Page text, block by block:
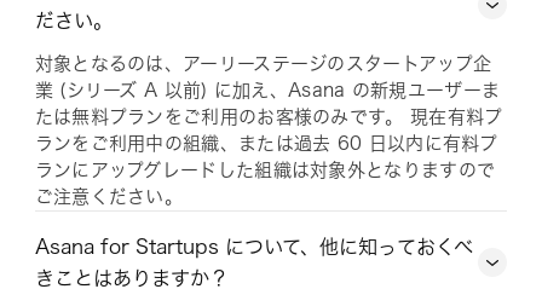
ださい。
対象となるのは、アーリーステージのスタートアップ企
業 (シリーズ A 以前) に加え、Asana の新規ユーザーま
たは無料プランをご利用のお客様のみです。 現在有料プ
ランをご利用中の組織、または過去 60 日以内に有料プ
ランにアップグレードした組織は対象外となりますので
ご注意ください。
Asana for Startups について、他に知っておくべ
きことはありますか？